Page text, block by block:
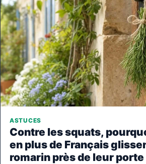
ASTUCES
Contre les squats,
en plus de Français
romarin près de leur porte